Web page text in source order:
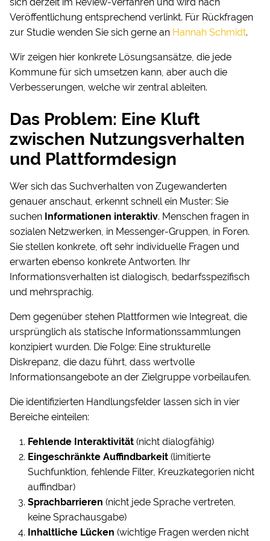
sich derzeit im Review-Verfahren und wird nach
Veröffentlichung entsprechend verlinkt. Für Rückfragen
zur Studie wenden Sie sich gerne an Hannah Schmidt.
Wir zeigen hier konkrete Lösungsansätze, die jede
Kommune für sich umsetzen kann, aber auch die
Verbesserungen, welche wir zentral ableiten.
Das Problem: Eine Kluft
zwischen Nutzungsverhalten
und Plattformdesign
Wer sich das Suchverhalten von Zugewanderten
genauer anschaut, erkennt schnell ein Muster: Sie
suchen Informationen interaktiv. Menschen fragen in
sozialen Netzwerken, in Messenger-Gruppen, in Foren.
Sie stellen konkrete, oft sehr individuelle Fragen und
erwarten ebenso konkrete Antworten. Ihr
Informationsverhalten ist dialogisch, bedarfsspezifisch
und mehrsprachig.
Dem gegenüber stehen Plattformen wie Integreat, die
ursprünglich als statische Informationssammlungen
konzipiert wurden. Die Folge: Eine strukturelle
Diskrepanz, die dazu führt, dass wertvolle
Informationsangebote an der Zielgruppe vorbeilaufen.
Die identifizierten Handlungsfelder lassen sich in vier
Bereiche einteilen:
Fehlende Interaktivität (nicht dialogfähig)
Eingeschränkte Auffindbarkeit (limitierte
Suchfunktion, fehlende Filter, Kreuzkategorien nicht
auffindbar)
Sprachbarrieren (nicht jede Sprache vertreten,
keine Sprachausgabe)
Inhaltliche Lücken (wichtige Fragen werden nicht